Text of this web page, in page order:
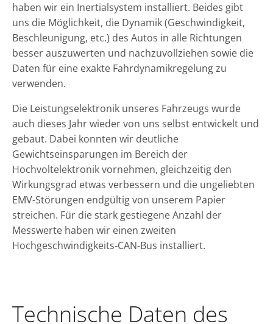
haben wir ein Inertialsystem installiert. Beides gibt
uns die Möglichkeit, die Dynamik (Geschwindigkeit,
Beschleunigung, etc.) des Autos in alle Richtungen
besser auszuwerten und nachzuvollziehen sowie die
Daten für eine exakte Fahrdynamikregelung zu
verwenden.
Die Leistungselektronik unseres Fahrzeugs wurde
auch dieses Jahr wieder von uns selbst entwickelt und
gebaut. Dabei konnten wir deutliche
Gewichtseinsparungen im Bereich der
Hochvoltelektronik vornehmen, gleichzeitig den
Wirkungsgrad etwas verbessern und die ungeliebten
EMV-Störungen endgültig von unserem Papier
streichen. Für die stark gestiegene Anzahl der
Messwerte haben wir einen zweiten
Hochgeschwindigkeits-CAN-Bus installiert.
Technische Daten des